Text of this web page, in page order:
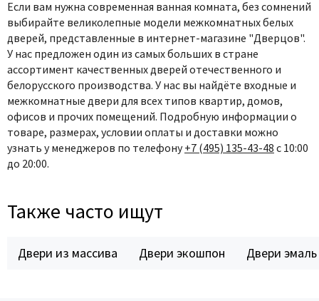
Если вам нужна современная ванная комната, без сомнений
выбирайте великолепные модели межкомнатных белых
дверей, представленные в интернет-магазине "Дверцов".
У нас предложен один из самых больших в стране
ассортимент качественных дверей отечественного и
белорусского производства. У нас вы найдёте входные и
межкомнатные двери для всех типов квартир, домов,
офисов и прочих помещений. Подробную информации о
товаре, размерах, условии оплаты и доставки можно
узнать у менеджеров по телефону+7 (495) 135-43-48 с 10:00
до 20:00.
Также часто ищут
Двери из массива Двери экошпон Двери эмаль